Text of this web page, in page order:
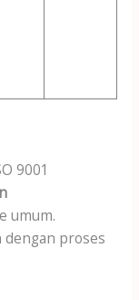
9001
umum.
dengan proses